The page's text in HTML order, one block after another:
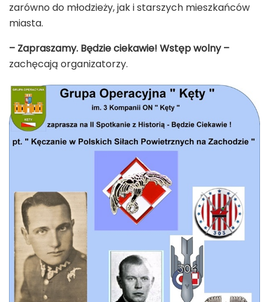
zarówno do młodzieży, jak i starszych mieszkańców
miasta.
– Zapraszamy. Będzie ciekawie! Wstęp wolny –
zachęcają organizatorzy.